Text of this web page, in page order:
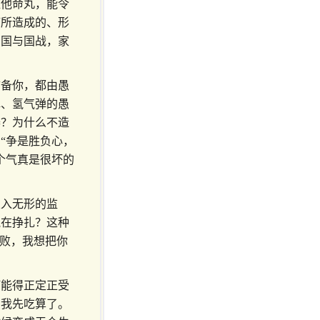
命丸，能令
造成的、形
与国战，家
你，都由愚
氢气弹的愚
为什么不造
是胜负心，
气真是很坏的
无形的监
挣扎？这种
，我想把你
得正定正受
先吃算了。